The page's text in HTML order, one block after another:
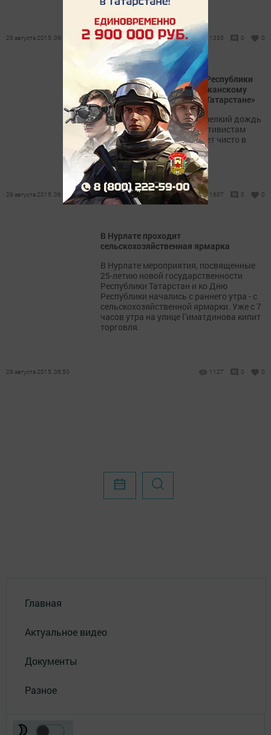
29 августа 2015, 09:54 1335 0 0
Нурлат в преддверии Дня Республики
присоединился к республиканскому
движению «Будет чисто в Татарстане»
Даже с утра моросивший мелкий дождь
не помешал нурлатским активистам
экологической акции «Будет чисто в
Татарстане».
29 августа 2015, 06:57 1607 0 0
В Нурлате проходит
сельскохозяйственная ярмарка
В Нурлате мероприятия, посвященные
25-летию новой государственности
Республики Татарстан и ко Дню
Республики начались с раннего утра - с
сельскохозяйственной ярмарки. Уже с 7
часов утра на улице Гиматдинова кипит
торговля.
29 августа 2015, 06:50 1127 0 0
Главная
Актуальное видео
Документы
Разное